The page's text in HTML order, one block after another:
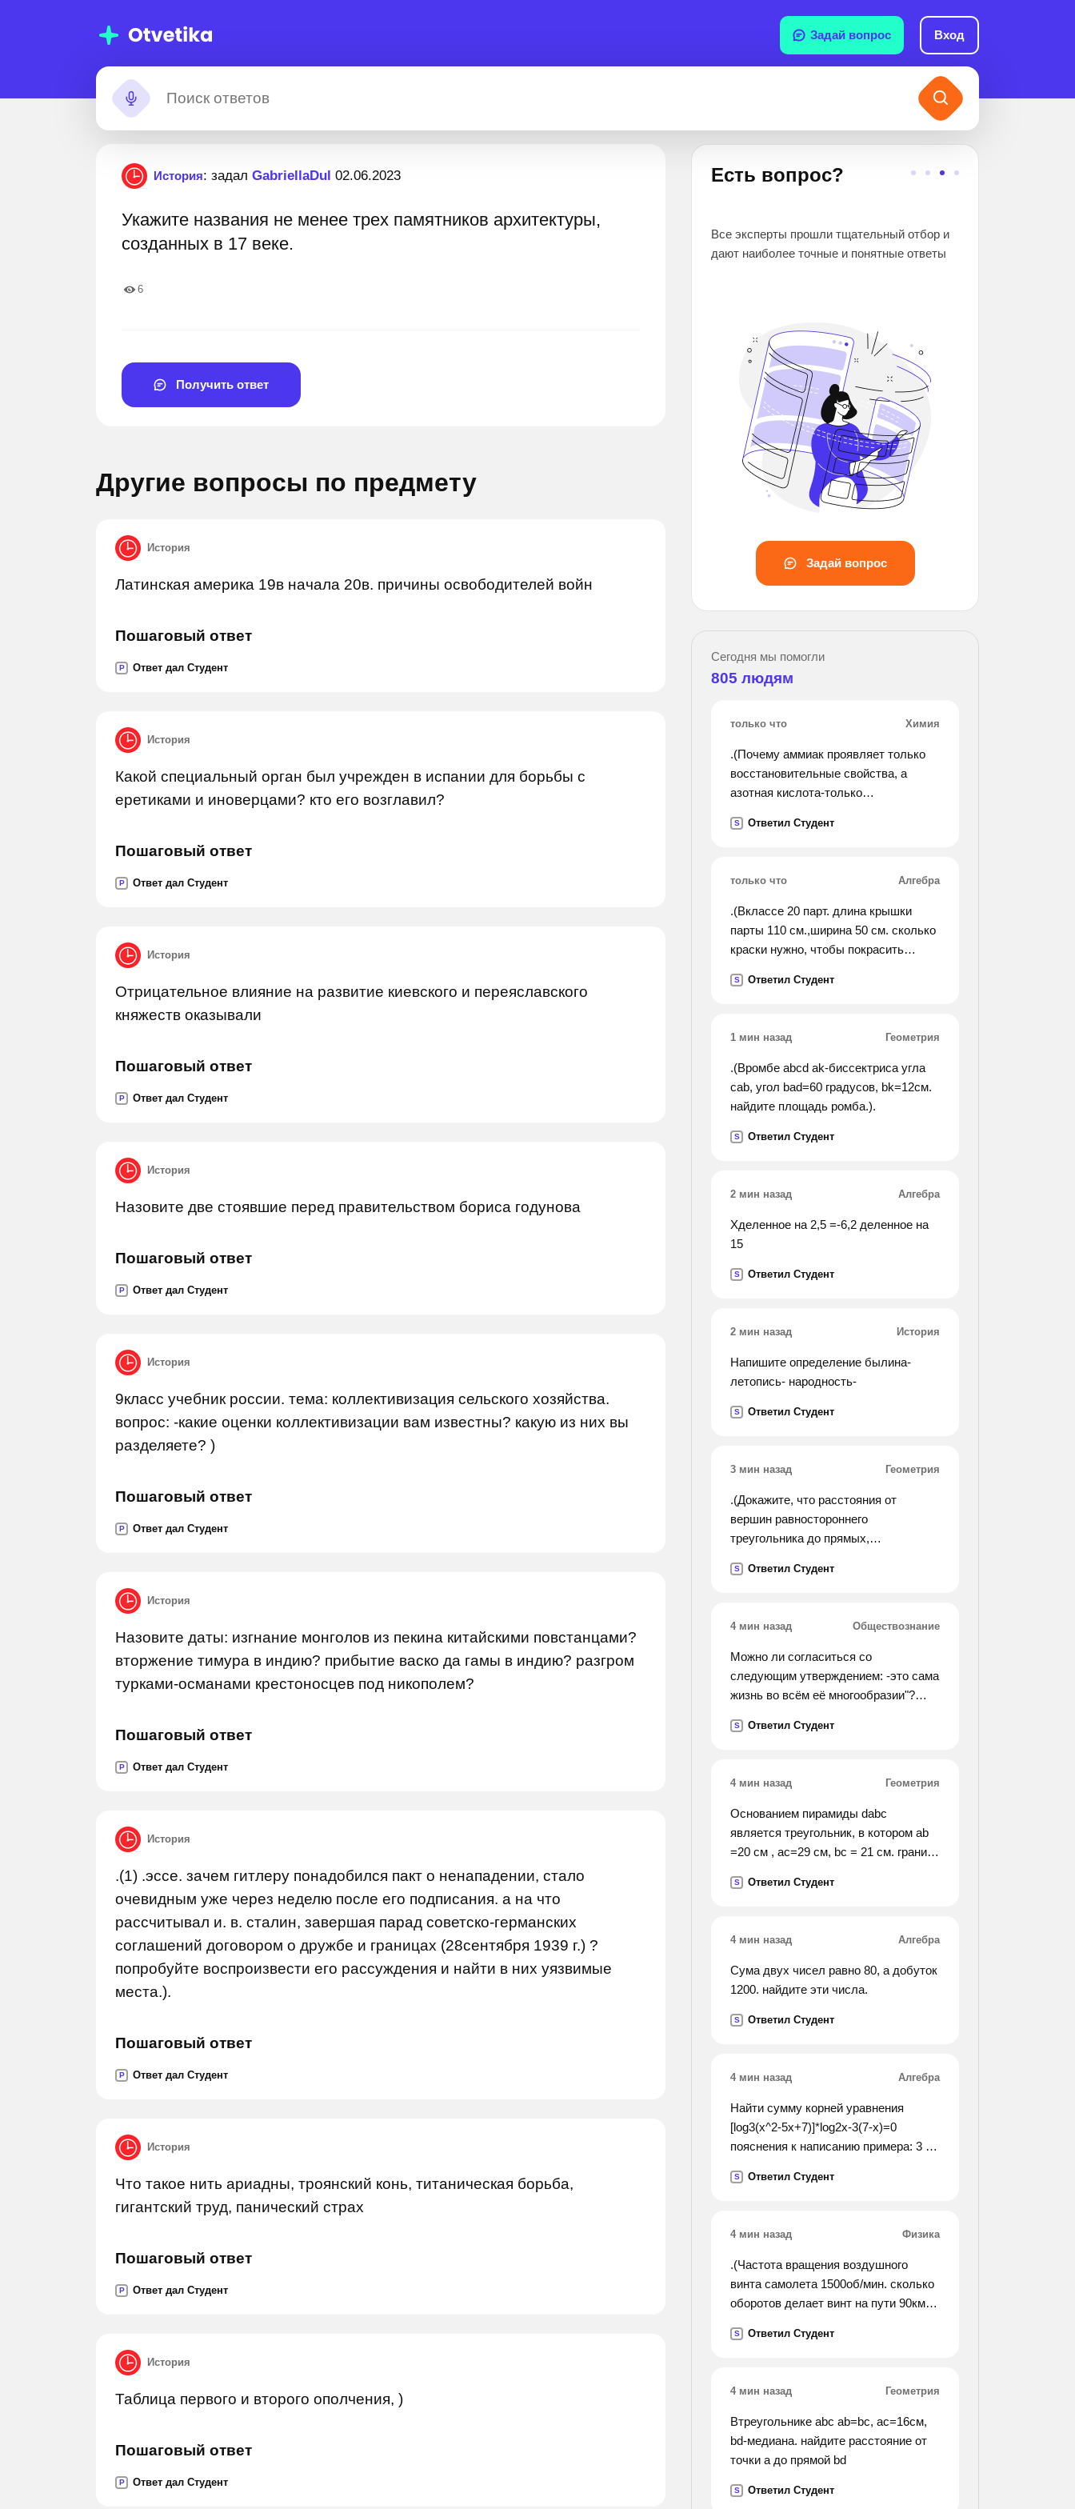
Задай вопрос Вход
История: задал GabriellaDul 02.06.2023
Укажите названия не менее трех памятников архитектуры,
созданных в 17 веке.
6
Получить ответ
Другие вопросы по предмету
История
Латинская америка 19в начала 20в. причины освободителей войн
Пошаговый ответ
P Ответ дал Студент
История
Какой специальный орган был учрежден в испании для борьбы с
еретиками и иноверцами? кто его возглавил?
Пошаговый ответ
P Ответ дал Студент
История
Отрицательное влияние на развитие киевского и переяславского
княжеств оказывали
Пошаговый ответ
P Ответ дал Студент
История
Назовите две стоявшие перед правительством бориса годунова
Пошаговый ответ
P Ответ дал Студент
История
9класс учебник россии. тема: коллективизация сельского хозяйства.
вопрос: -какие оценки коллективизации вам известны? какую из них вы
разделяете? )
Пошаговый ответ
P Ответ дал Студент
История
Назовите даты: изгнание монголов из пекина китайскими повстанцами?
вторжение тимура в индию? прибытие васко да гамы в индию? разгром
турками-османами крестоносцев под никополем?
Пошаговый ответ
P Ответ дал Студент
История
.(1) .эссе. зачем гитлеру понадобился пакт о ненападении, стало
очевидным уже через неделю после его подписания. а на что
рассчитывал и. в. сталин, завершая парад советско-германских
соглашений договором о дружбе и границах (28сентября 1939 г.) ?
попробуйте воспроизвести его рассуждения и найти в них уязвимые
места.).
Пошаговый ответ
P Ответ дал Студент
История
Что такое нить ариадны, троянский конь, титаническая борьба,
гигантский труд, панический страх
Пошаговый ответ
P Ответ дал Студент
История
Таблица первого и второго ополчения, )
Пошаговый ответ
P Ответ дал Студент
Вы гарантированно улучшите свои
Задай вопрос
Помощь с
заданиями
11 000 000+ пошаговых ответов Лучшие эксперты готовы помочь 24 часа
Есть вопрос?
Все эксперты прошли тщательный отбор и
дают наиболее точные и понятные ответы
Задай вопрос
Сегодня мы помогли
805 людям
только что Химия
.(Почему аммиак проявляет только
восстановительные свойства, а
азотная кислота-только
S Ответил Студент
только что Алгебра
.(Вклассе 20 парт. длина крышки
парты 110 см.,ширина 50 см. сколько
краски нужно, чтобы покрасить
квадрате потребуется 100 грамм
S Ответил Студент
1 мин назад Геометрия
.(Вромбе abcd ak-биссектриса угла
cab, угол bad=60 градусов, bk=12см.
найдите площадь ромба.).
S Ответил Студент
2 мин назад Алгебра
Хделенное на 2,5 =-6,2 деленное на
15
S Ответил Студент
2 мин назад История
Напишите определение былина-
летопись- народность-
S Ответил Студент
3 мин назад Геометрия
.(Докажите, что расстояния от
вершин равностороннего
треугольника до прямых,
стороны, равны).
S Ответил Студент
4 мин назад Обществознание
Можно ли согласиться со
следующим утверждением: -это сама
жизнь во всём её многообразии"?
ответ
S Ответил Студент
4 мин назад Геометрия
Основанием пирамиды dabc
является треугольник, в котором ab
=20 см , ac=29 см, bc = 21 см. грани
плоскости основания, а грань dbc
S Ответил Студент
4 мин назад Алгебра
Сума двух чисел равно 80, а добуток
1200. найдите эти числа.
S Ответил Студент
4 мин назад Алгебра
Найти сумму корней уравнения
[log3(x^2-5x+7)]*log2x-3(7-x)=0
пояснения к написанию примера: 3 по
S Ответил Студент
4 мин назад Физика
.(Частота вращения воздушного
винта самолета 1500об/мин. сколько
оборотов делает винт на пути 90км
S Ответил Студент
4 мин назад Геометрия
Втреугольнике abc ab=bc, ac=16cм,
bd-медиана. найдите расстояние от
точки а до прямой bd
S Ответил Студент